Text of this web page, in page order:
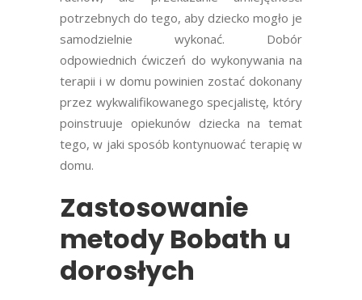
potrzebnych do tego, aby dziecko mogło je
samodzielnie wykonać. Dobór
odpowiednich ćwiczeń do wykonywania na
terapii i w domu powinien zostać dokonany
przez wykwalifikowanego specjalistę, który
poinstruuje opiekunów dziecka na temat
tego, w jaki sposób kontynuować terapię w
domu.
Zastosowanie
metody Bobath u
dorosłych